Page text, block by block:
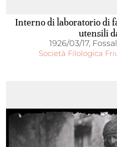
Interno di laboratorio di
utensili
1926/03/17,
Società Filologica